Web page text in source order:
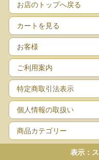
お店のトップへ戻る
カートを見る
お客様
ご利用案内
特定商取引法表示
個人情報の取扱い
商品カテゴリー
表示：